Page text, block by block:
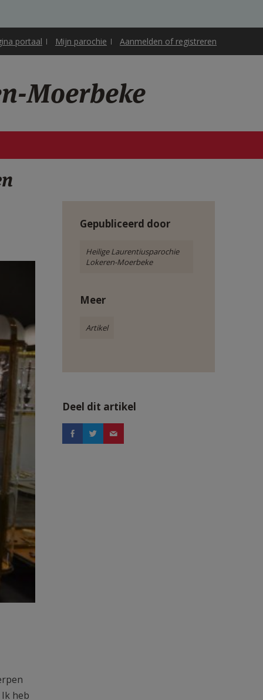
portaal Mijn parochie Aanmelden of registreren
Moerbeke
heb
Gepubliceerd door
Heilige Laurentiusparochie
Lokeren-Moerbeke
Meer
Artikel
Deel dit artikel